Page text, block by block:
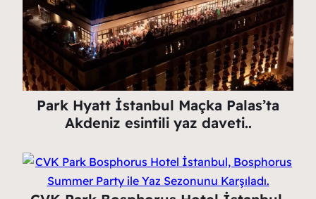
Park Hyatt İstanbul Maçka Palas’ta
Akdeniz esintili yaz daveti..